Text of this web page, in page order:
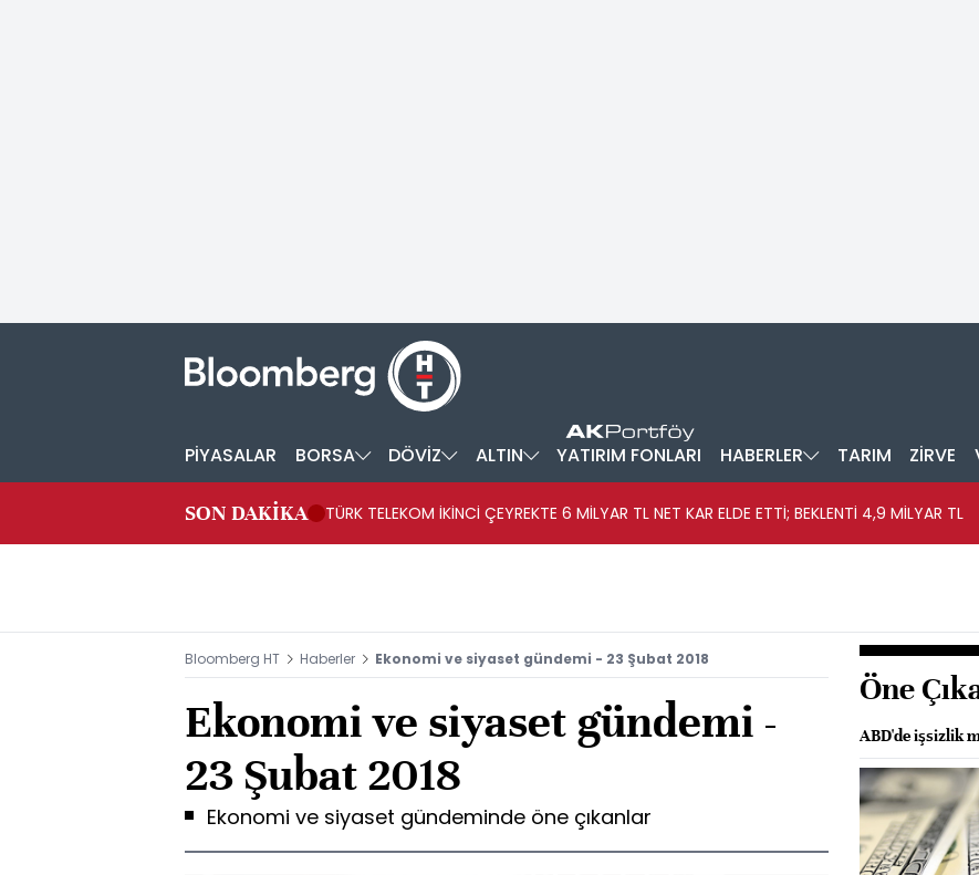
PİYASALAR BORSA DÖVİZ ALTIN YATIRIM FONLARI HABERLER TARIM ZİRVE
SON DAKİKA TÜRK TELEKOM İKİNCİ ÇEYREKTE 6 MİLYAR TL NET KAR ELDE ETTİ; BEKLENTİ 4,9 MİLYAR TL
Bloomberg HT Haberler Ekonomi ve siyaset gündemi - 23 Şubat 2018
Ekonomi ve siyaset gündemi -
23 Şubat 2018
Ekonomi ve siyaset gündeminde öne çıkanlar
Öne
ABD'de işsizlik